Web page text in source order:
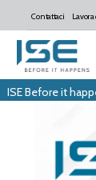
Contattaci
ISE Before it